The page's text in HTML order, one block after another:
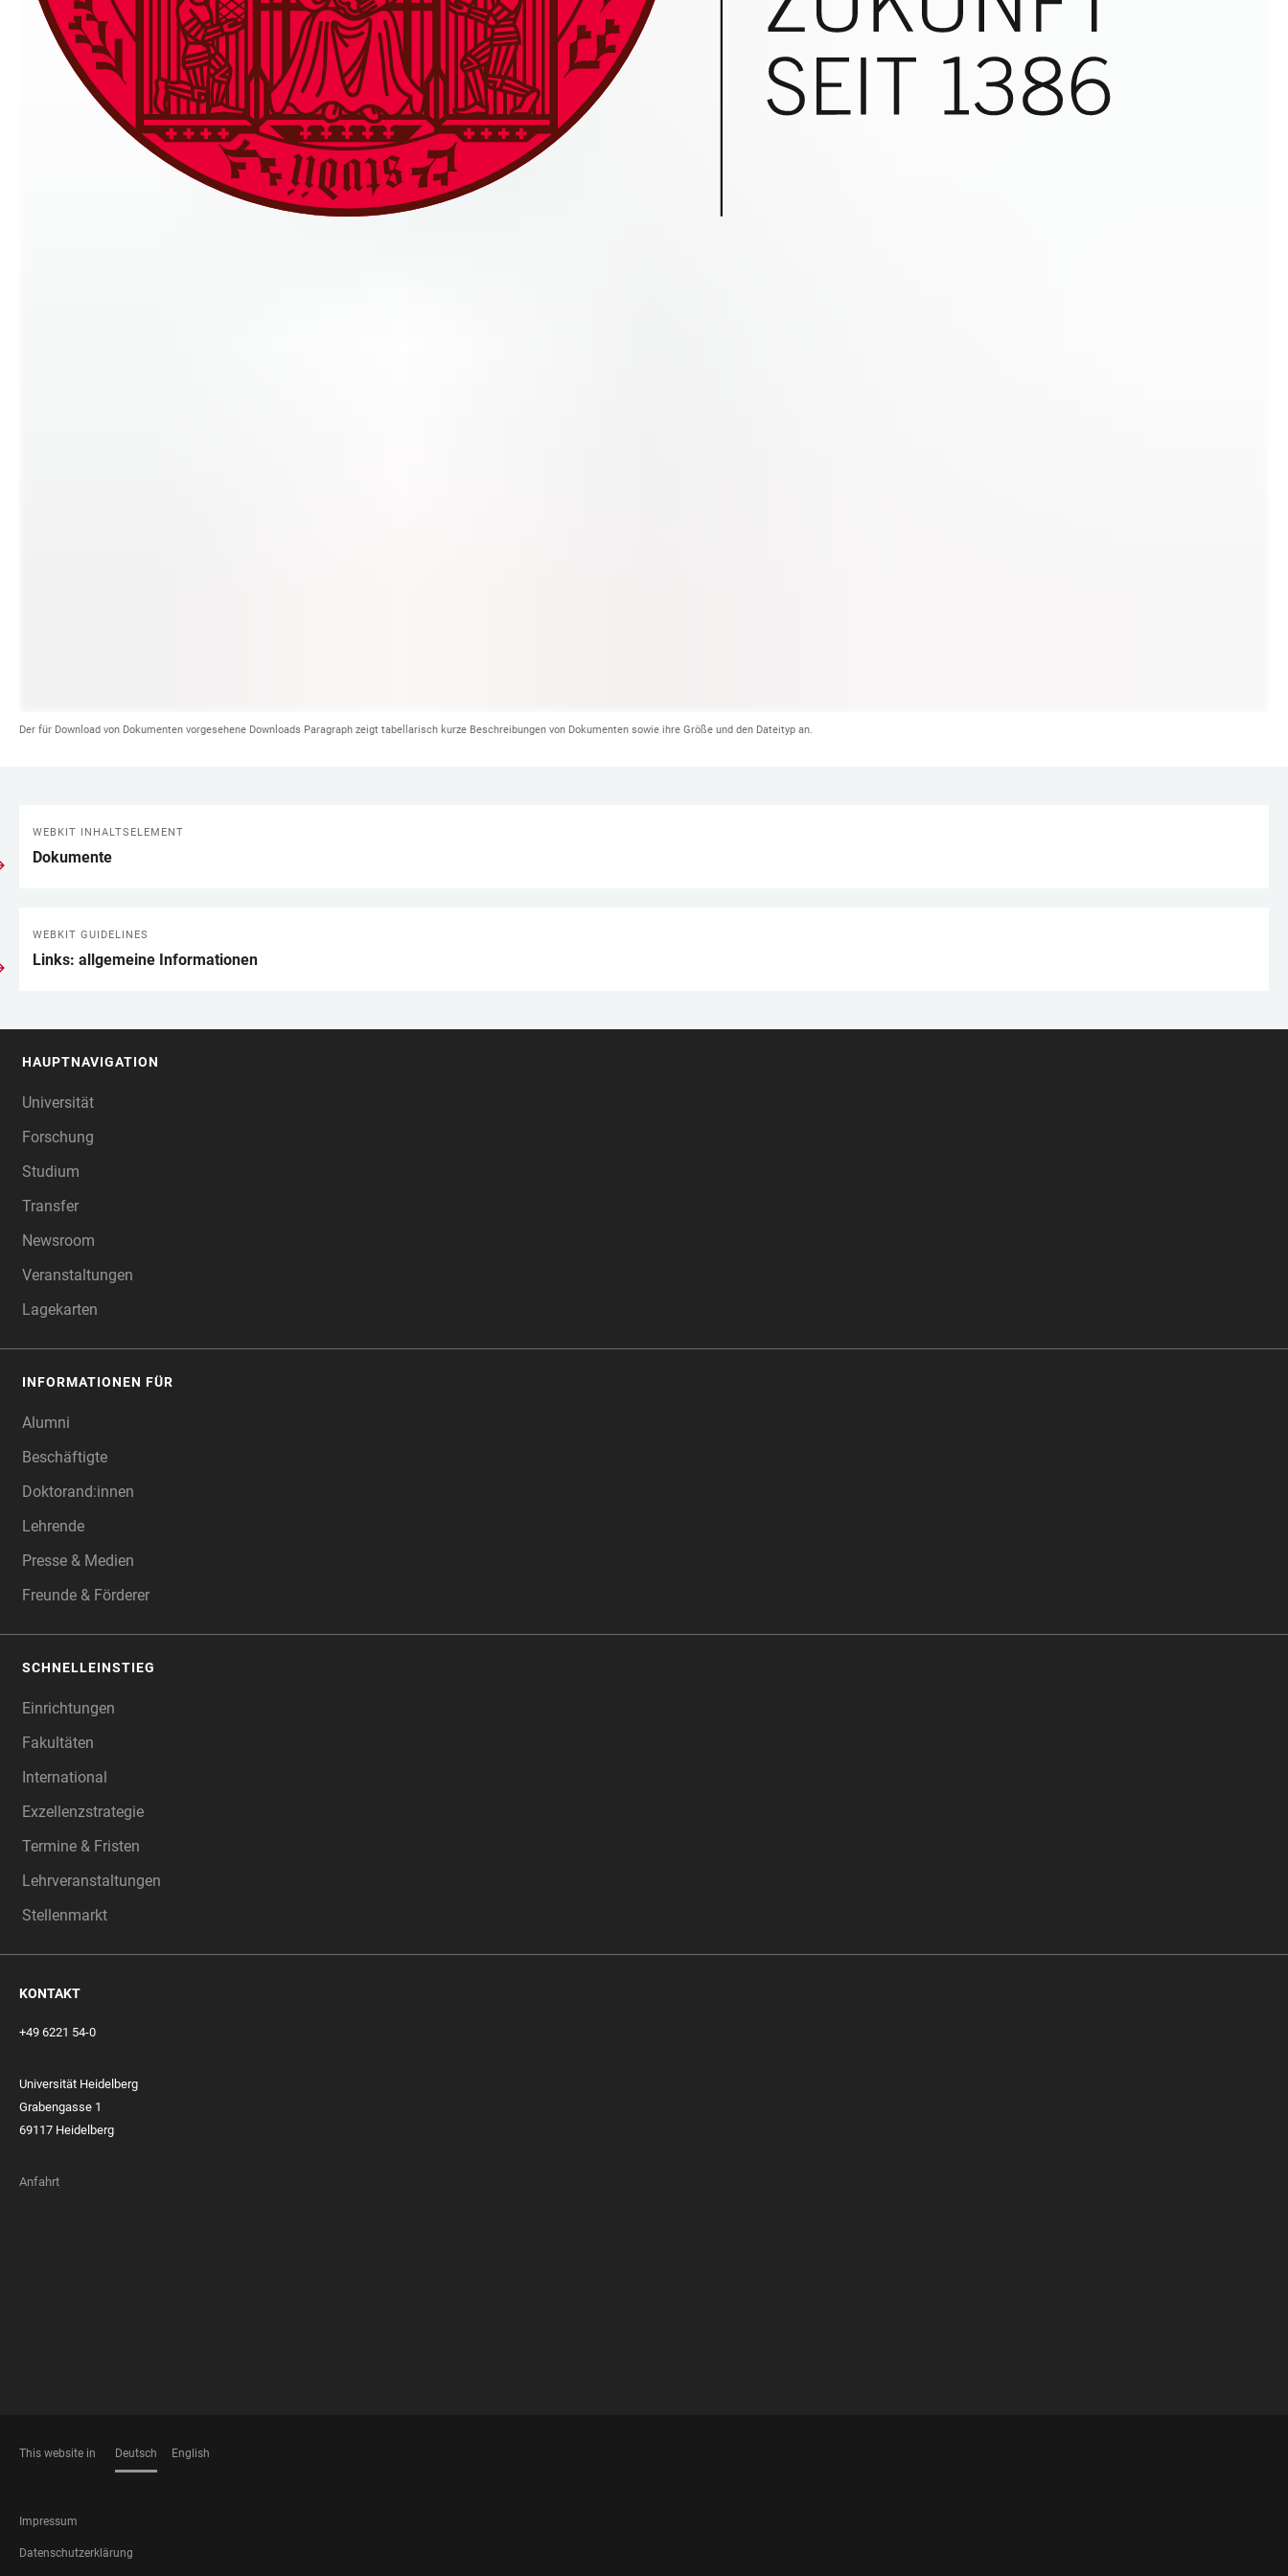
Der für Download von Dokumenten vorgesehene Downloads Paragraph zeigt tabellarisch kurze Beschreibungen von Dokumenten sowie ihre Größe und den Dateityp an.
LINKS
WEBKIT INHALTSELEMENT
Dokumente
WEBKIT GUIDELINES
Links: allgemeine Informationen
HAUPTNAVIGATION
Universität
Forschung
Studium
Transfer
Newsroom
Veranstaltungen
Lagekarten
INFORMATIONEN FÜR
Alumni
Beschäftigte
Doktorand:innen
Lehrende
Presse & Medien
Freunde & Förderer
SCHNELLEINSTIEG
Einrichtungen
Fakultäten
International
Exzellenzstrategie
Termine & Fristen
Lehrveranstaltungen
Stellenmarkt
KONTAKT
+49 6221 54-0
Universität Heidelberg
Grabengasse 1
69117 Heidelberg
Anfahrt
This website in Deutsch English
FOOTER
LEGAL
Impressum
Datenschutzerklärung